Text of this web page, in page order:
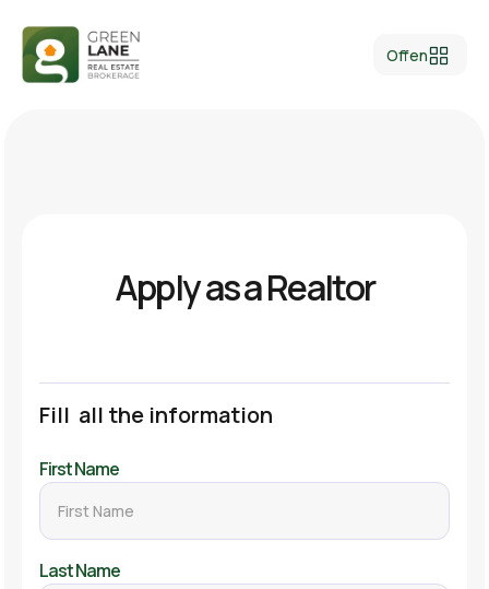
Offen
Apply as a Realtor
Fill all the information
First Name
Last Name